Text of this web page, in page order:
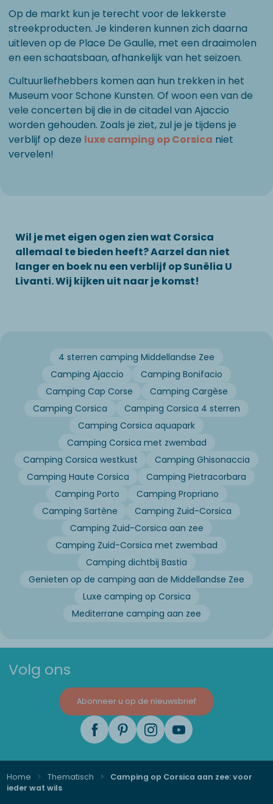
Op de markt kun je terecht voor de lekkerste
streekproducten. Je kinderen kunnen zich daarna
uitleven op de Place De Gaulle, met een draaimolen
en een schaatsbaan, afhankelijk van het seizoen.
Cultuurliefhebbers komen aan hun trekken in het
Museum voor Schone Kunsten. Of woon een van de
vele concerten bij die in de citadel van Ajaccio
worden gehouden. Zoals je ziet, zul je je tijdens je
verblijf op deze luxe camping op Corsica niet
vervelen!
Wil je met eigen ogen zien wat Corsica
allemaal te bieden heeft? Aarzel dan niet
langer en boek nu een verblijf op Sunêlia U
Livanti. Wij kijken uit naar je komst!
4 sterren camping Middellandse Zee
Camping Ajaccio
Camping Bonifacio
Camping Cap Corse
Camping Cargèse
Camping Corsica
Camping Corsica 4 sterren
Camping Corsica aquapark
Camping Corsica met zwembad
Camping Corsica westkust
Camping Ghisonaccia
Camping Haute Corsica
Camping Pietracorbara
Camping Porto
Camping Propriano
Camping Sartène
Camping Zuid-Corsica
Camping Zuid-Corsica aan zee
Camping Zuid-Corsica met zwembad
Camping dichtbij Bastia
Genieten op de camping aan de Middellandse Zee
Luxe camping op Corsica
Mediterrane camping aan zee
Volg ons
Abonneer u op de nieuwsbrief
Home Thematisch
Camping op Corsica aan zee: voor
ieder wat wils